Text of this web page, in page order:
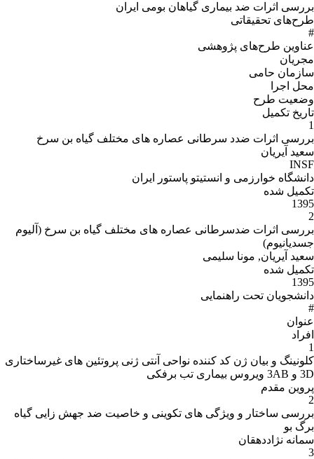
بررسی اثرات ضد بیماری گیاهان بومی ایران
طرح‌های تحقیقاتی
#
عناوین طرح‌هاى پژوهشى
مجریان
سازمان حامى
محل اجرا
وضعیت طرح
تاریخ تکمیل
1
بررسی اثرات ضدد سرطانی عصاره های مختلف گیاه بن سرخ
سعید آیریان
INSF
دانشگاه خوارزمی و انستیتو پاستور ایران
تکمیل شده
1395
2
بررسی اثرات ضدسرطانی عصاره های مختلف گیاه بن سرخ (آلیوم
جسدیانیوم)
سعید آیریان, مونا سلیمی
تکمیل شده
1395
دانشجویان تحت راهنمایی
#
عنوان
افراد
1
کلونینگ و بیان ژن کد کننده نواحی آنتی ژنی پروتئین های غیرساختاری
3D و 3AB ویروس بیماری تب برفکی
پروین مقدم
2
بررسی ساختار و ویژگی های تکوینی و خاصیت ضد جهش زایی گیاه
برگ بو
سمانه نژاددهقان
3